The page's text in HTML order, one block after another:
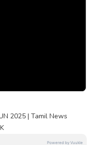
2025 | Tamil News